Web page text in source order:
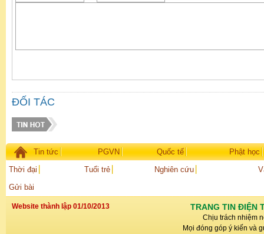
ĐỐI TÁC
Tin tức PGVN Quốc tế
Phật học
Thời đại
Tuổi trẻ Nghiên cứu
Gửi bài
Website thành lập 01/10/2013 TRANG TIN ĐIỆN
Chịu trách nhiệm
Mọi đóng góp ý kiến và